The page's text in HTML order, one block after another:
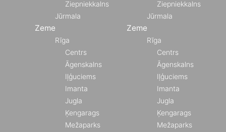
Ziepniekkalns
Jūrmala
Zeme
Rīga
Centrs
Āgenskalns
Iļģuciems
Imanta
Jugla
Ķengarags
Mežaparks
Ziepniekkalns
Jūrmala
Zeme
Rīga
Centrs
Āgenskalns
Iļģuciems
Imanta
Jugla
Ķengarags
Mežaparks